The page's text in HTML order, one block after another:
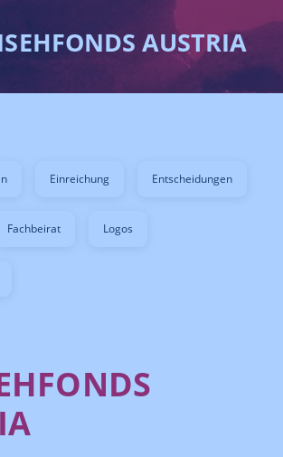
AUSTRIA
Einreichung Entscheidungen
Fachbeirat Logos